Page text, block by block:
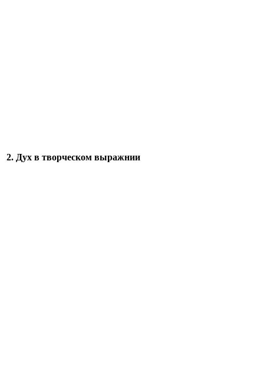
2. Дух в творческом выражнии